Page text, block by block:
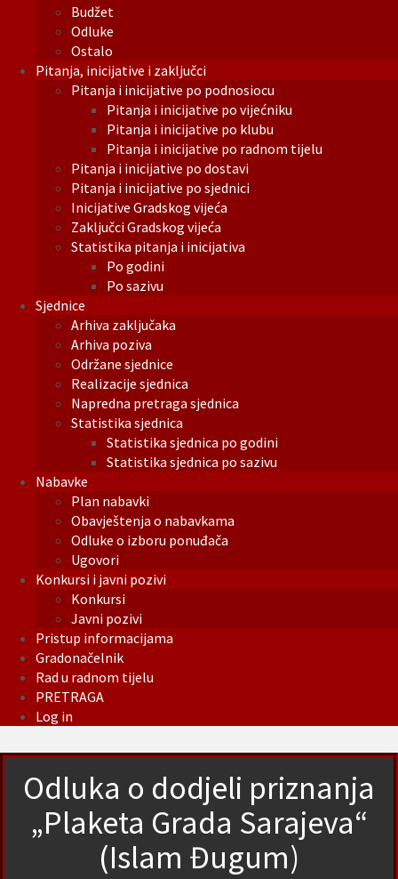
Budžet
Odluke
Ostalo
Pitanja, inicijative i zaključci
Pitanja i inicijative po podnosiocu
Pitanja i inicijative po vijećniku
Pitanja i inicijative po klubu
Pitanja i inicijative po radnom tijelu
Pitanja i inicijative po dostavi
Pitanja i inicijative po sjednici
Inicijative Gradskog vijeća
Zaključci Gradskog vijeća
Statistika pitanja i inicijativa
Po godini
Po sazivu
Sjednice
Arhiva zaključaka
Arhiva poziva
Održane sjednice
Realizacije sjednica
Napredna pretraga sjednica
Statistika sjednica
Statistika sjednica po godini
Statistika sjednica po sazivu
Nabavke
Plan nabavki
Obavještenja o nabavkama
Odluke o izboru ponuđača
Ugovori
Konkursi i javni pozivi
Konkursi
Javni pozivi
Pristup informacijama
Gradonačelnik
Rad u radnom tijelu
PRETRAGA
Log in
Odluka o dodjeli priznanja
„Plaketa Grada Sarajeva“
(Islam Đugum)